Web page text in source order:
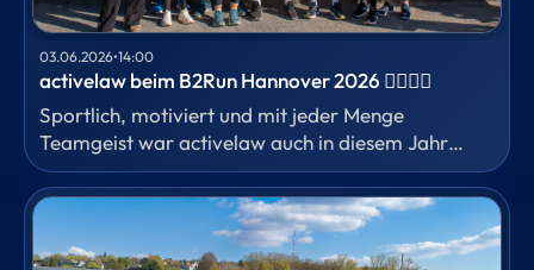
03.06.2026•14:00
activelaw beim B2Run Hannover 2026 🏃‍♀️🏃‍♂️
Sportlich, motiviert und mit jeder Menge
Teamgeist war activelaw auch in diesem Jahr
wieder beim B2Run in Hannover vertreten.